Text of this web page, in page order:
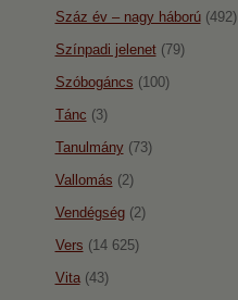
Száz év – nagy háború(492)
Színpadi jelenet(79)
Szóbogáncs (100)
Tánc (3)
Tanulmány(73)
Vallomás (2)
Vendégség(2)
Vers (14 625)
Vita(43)